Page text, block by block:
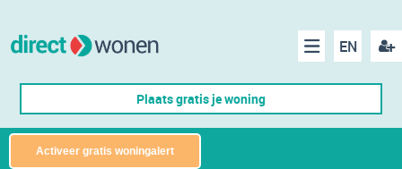
EN
Menu
Plaats gratis je woning
Activeer gratis woningalert